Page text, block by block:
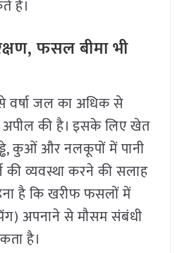
हैं।
फसल बीमा भी
वर्षा जल का अधिक से
की है। इसके लिए खेत
कुओं और नलकूपों में पानी
की व्यवस्था करने की सलाह
है कि खरीफ फसलों में
अपनाने से मौसम संबंधी
है।